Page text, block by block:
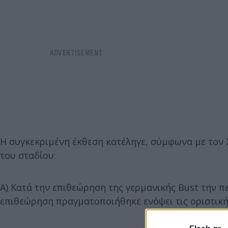
Η συγκεκριμένη έκθεση κατέληγε, σύμφωνα με
του σταδίου:
Α) Κατά την επιθεώρηση της γερμανικής Bust την
επιθεώρηση πραγματοποιήθηκε ενόψει τις